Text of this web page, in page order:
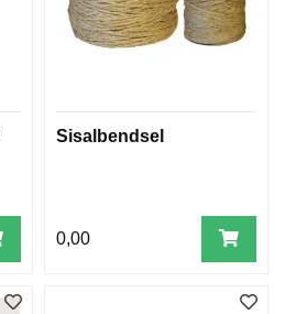
Sisalbendsel
0,00